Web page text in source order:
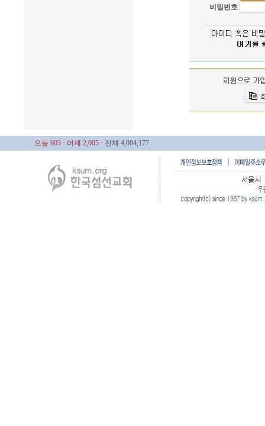
비밀번호
오늘 903 · 어제 2,005 · 전체 4,084,177